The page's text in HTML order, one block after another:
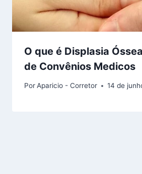
O que é Displasia
de Convênios Medicos
PorAparicio - Corretor 14 de